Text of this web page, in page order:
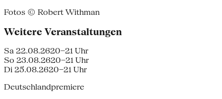
Fotos © Robert Withman
Weitere Veranstaltungen
Sa 22.08.2620–21 Uhr
So 23.08.2620–21 Uhr
Di 25.08.2620–21 Uhr
Deutschlandpremiere